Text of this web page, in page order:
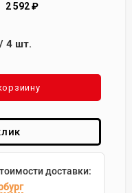
2 592₽
4 шт.
доставки: